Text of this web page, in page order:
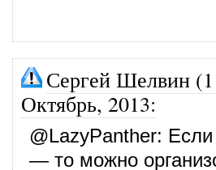
Сергей Шелвин
Октябрь, 2013:
@LazyPanther:
— то можно